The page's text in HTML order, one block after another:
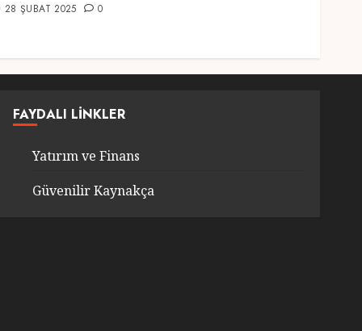
3
Türkiye’nin En Güzel
Kedileri Seçildi
Seyahat
Türkiyede Gezilecek
Yerler
28 ŞUBAT 2025 0
FAYDALI LINKLER
Yatırım ve Finans
Güvenilir Kaynakça